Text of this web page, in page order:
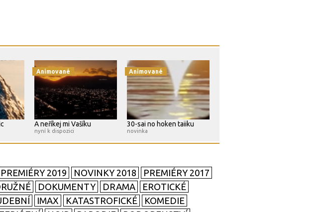
Animované
A neříkej mi Vašíku
nyní k dispozici
Animované
30-sai no hoken taiiku
novinka
PREMIÉRY 2019 NOVINKY 2018
PREMIÉRY 2017
DOKUMENTY DRAMA
EROTICKÉ
IMAX KATASTROFICKÉ
KOMEDIE